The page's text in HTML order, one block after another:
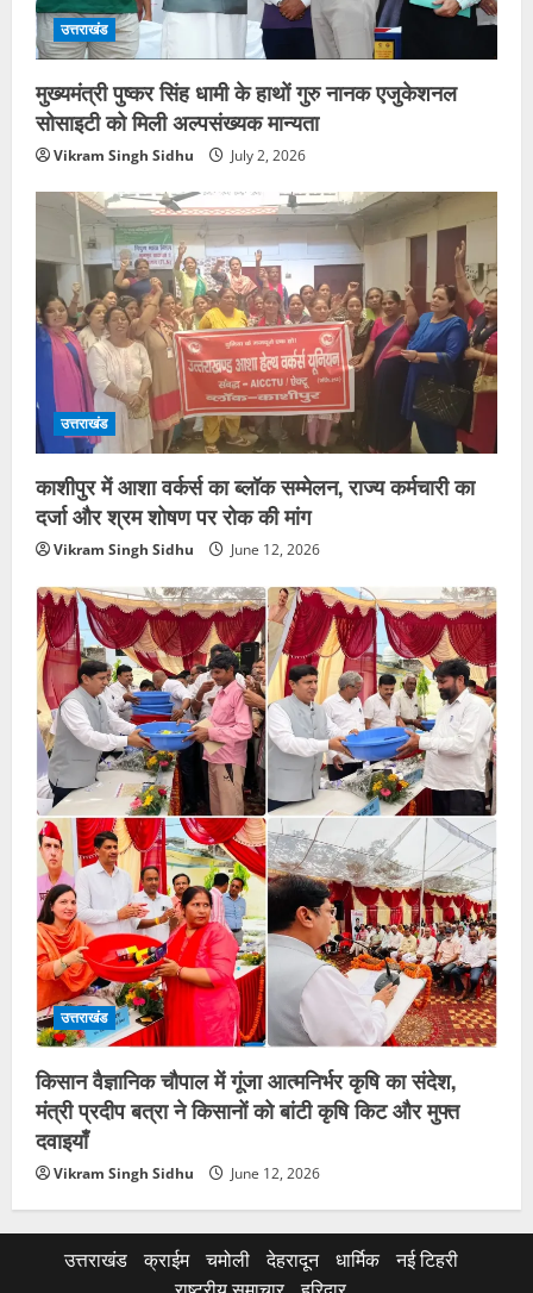
उत्तराखंड
मुख्यमंत्री पुष्कर सिंह धामी के हाथों गुरु नानक एजुकेशनल
सोसाइटी को मिली अल्पसंख्यक मान्यता
Vikram Singh Sidhu July 2, 2026
उत्तराखंड
काशीपुर में आशा वर्कर्स का ब्लॉक सम्मेलन, राज्य कर्मचारी का
दर्जा और श्रम शोषण पर रोक की मांग
Vikram Singh Sidhu June 12, 2026
उत्तराखंड
किसान वैज्ञानिक चौपाल में गूंजा आत्मनिर्भर कृषि का संदेश,
मंत्री प्रदीप बत्रा ने किसानों को बांटी कृषि किट और मुफ्त
दवाइयाँ
Vikram Singh Sidhu June 12, 2026
उत्तराखंड क्राईम चमोली देहरादून धार्मिक
नई टिहरी